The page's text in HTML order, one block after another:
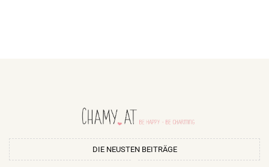
DIE NEUSTEN BEITRÄGE